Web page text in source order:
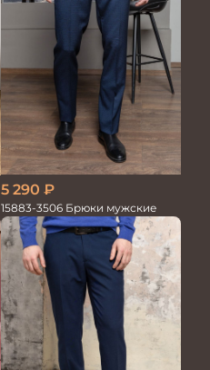
5 290 ₽
15883-3506 Брюки мужские